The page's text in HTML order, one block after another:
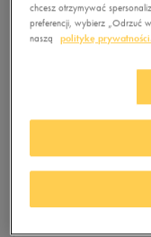
0.0
59,99 złz Vat
Produkt
chcesz otrzymywać
preferencji, wybierz „Odrzuć
naszą
politykę prywatności.